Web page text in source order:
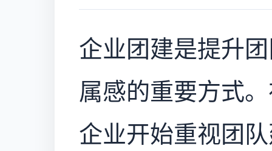
企业团建是提升
属感的重要方式
企业开始重视团